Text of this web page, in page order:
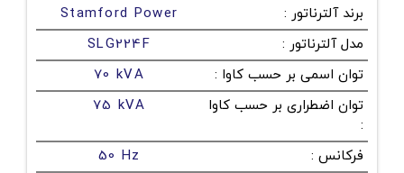
برند آلترناتور :
Stamford Power
مدل آلترناتور :
SLG224F
توان اسمی بر حسب کاوا :
70 kVA
توان اضطراری بر حسب کاوا
:
75 kVA
فرکانس :
50 Hz